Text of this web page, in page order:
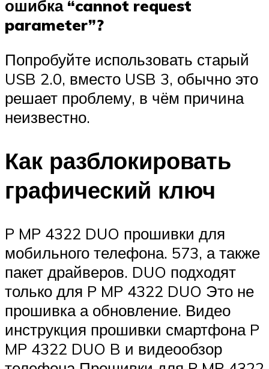
ошибка “cannot request
parameter”?
Попробуйте использовать старый
USB 2.0, вместо USB 3, обычно это
решает проблему, в чём причина
неизвестно.
Как разблокировать
графический ключ
P MP 4322 DUO прошивки для
мобильного телефона. 573, а также
пакет драйверов. DUO подходят
только для P MP 4322 DUO Это не
прошивка а обновление. Видео
инструкция прошивки смартфона P
MP 4322 DUO B и видеообзор